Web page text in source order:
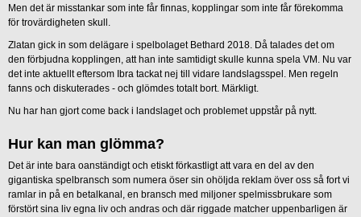
Men det är misstankar som inte får finnas, kopplingar som inte får förekomma
för trovärdigheten skull.
Zlatan gick in som delägare i spelbolaget Bethard 2018. Då talades det om
den förbjudna kopplingen, att han inte samtidigt skulle kunna spela VM. Nu var
det inte aktuellt eftersom Ibra tackat nej till vidare landslagsspel. Men regeln
fanns och diskuterades - och glömdes totalt bort. Märkligt.
Nu har han gjort come back i landslaget och problemet uppstår på nytt.
Hur kan man glömma?
Det är inte bara oanständigt och etiskt förkastligt att vara en del av den
gigantiska spelbransch som numera öser sin ohöljda reklam över oss så fort vi
ramlar in på en betalkanal, en bransch med miljoner spelmissbrukare som
förstört sina liv egna liv och andras och där riggade matcher uppenbarligen är